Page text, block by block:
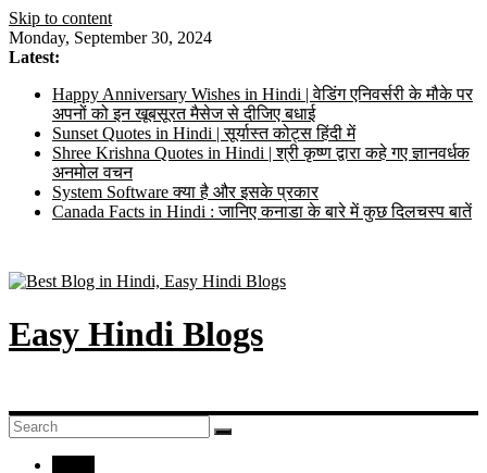
Skip to content
Monday, September 30, 2024
Latest:
Happy Anniversary Wishes in Hindi | वेडिंग एनिवर्सरी के मौके पर
अपनों को इन खूबसूरत मैसेज से दीजिए बधाई
Sunset Quotes in Hindi | सूर्यास्त कोट्स हिंदी में
Shree Krishna Quotes in Hindi | श्री कृष्ण द्वारा कहे गए ज्ञानवर्धक
अनमोल वचन
System Software क्या है और इसके प्रकार
Canada Facts in Hindi : जानिए कनाडा के बारे में कुछ दिलचस्प बातें
Easy Hindi Blogs